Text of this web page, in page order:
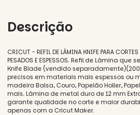
Descrição
CRICUT - REFIL DE LÂMINA KNIFE PARA
PESADOS E ESPESSOS. Refil de Lâmina
Knife Blade (vendido
precisos em materiais mais espessos ou
madeira Balsa, Couro, Papelão Holler,
mais. Lâmina de metal duro de 12 mm
garante qualidade no corte e maior
apenas com a Cricut Maker.